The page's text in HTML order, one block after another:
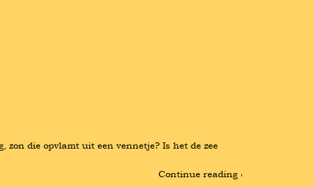
die opvlamt uit een vennetje? Is het de zee
Continue reading ›